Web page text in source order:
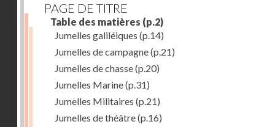
PAGE DE TITRE
Table des matières (p.2)
Jumelles galiléiques (p.14)
Jumelles de campagne(p.21)
Jumelles de chasse(p.20)
Jumelles Marine(p.31)
Jumelles Militaires (p.21)
Jumelles de théâtre(p.16)